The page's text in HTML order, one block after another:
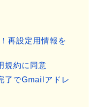
再設定用情報を
規約に同意
了でGmailアドレ